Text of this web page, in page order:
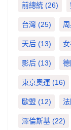
前總統 (26)
台灣 (25)
天后 (13)
影后 (13)
東京奧運 (16)
歐盟 (12)
澤倫斯基 (22)